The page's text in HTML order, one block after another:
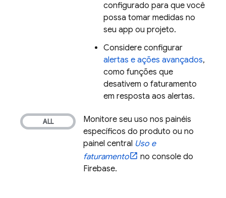
configurado para que você
possa tomar medidas no
seu app ou projeto.
Considere configurar
alertas e ações avançados,
como funções que
desativem o faturamento
em resposta aos alertas.
Monitore seu uso nos painéis
específicos do produto ou no
painel central Uso e
faturamento
no console do
Firebase.